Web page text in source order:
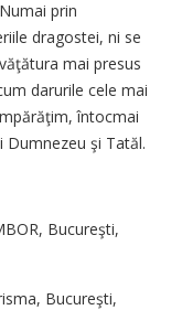
prin
dragostei, ni se
mai presus
darurile cele mai
întocmai
Dumnezeu şi Tatăl.
Bucureşti,
Bucureşti,